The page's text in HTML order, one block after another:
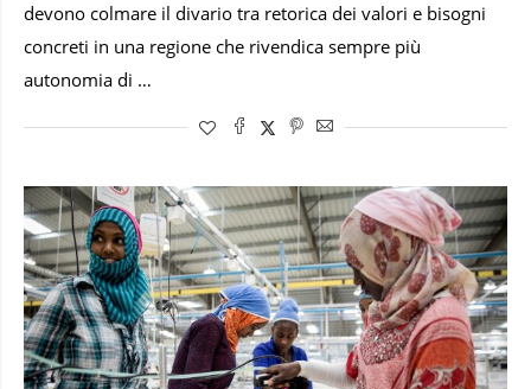
devono colmare il divario tra retorica dei valori e bisogni
concreti in una regione che rivendica sempre più
autonomia di …